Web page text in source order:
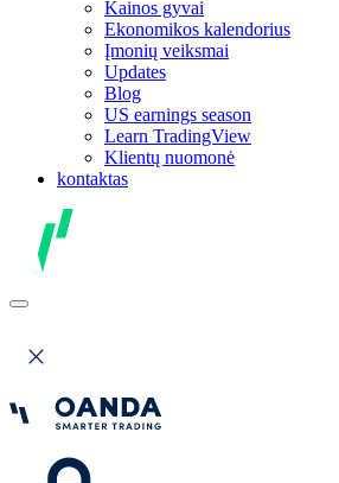
Kainos gyvai
Ekonomikos kalendorius
Įmonių veiksmai
Updates
Blog
US earnings season
Learn TradingView
Klientų nuomonė
kontaktas